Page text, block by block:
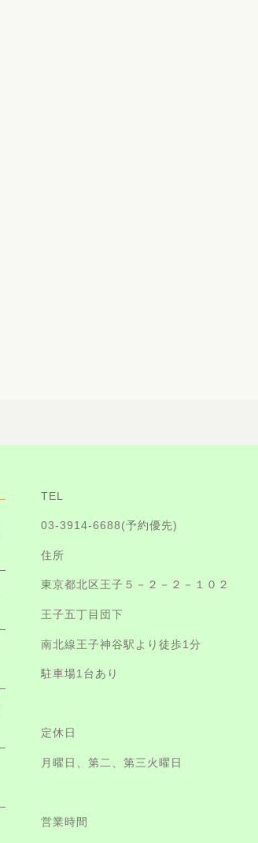
TEL
03-3914-6688 (予約優先)
住所
東京都北区王子５－２－２－１０２
王子五丁目団下
南北線王子神谷駅より徒歩1分
駐車場1台あり
定休日
月曜日、第二、第三火曜日
営業時間